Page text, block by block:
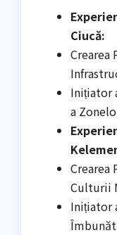
Ciucă:
Inițiator
a
Crearea
Culturii
Inițiator